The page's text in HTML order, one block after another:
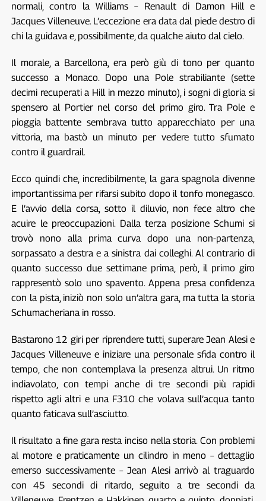
normali, contro la Williams – Renault di Damon Hill e
Jacques Villeneuve. L’eccezione era data dal piede destro di
chi la guidava e, possibilmente, da qualche aiuto dal cielo.
Il morale, a Barcellona, era però giù di tono per quanto
successo a Monaco. Dopo una Pole strabiliante (sette
decimi recuperati a Hill in mezzo minuto), i sogni di gloria si
spensero al Portier nel corso del primo giro. Tra Pole e
pioggia battente sembrava tutto apparecchiato per una
vittoria, ma bastò un minuto per vedere tutto sfumato
contro il guardrail.
Ecco quindi che, incredibilmente, la gara spagnola divenne
importantissima per rifarsi subito dopo il tonfo monegasco.
E l’avvio della corsa, sotto il diluvio, non fece altro che
acuire le preoccupazioni. Dalla terza posizione Schumi si
trovò nono alla prima curva dopo una non-partenza,
sorpassato a destra e a sinistra dai colleghi. Al contrario di
quanto successo due settimane prima, però, il primo giro
rappresentò solo uno spavento. Appena presa confidenza
con la pista, iniziò non solo un’altra gara, ma tutta la storia
Schumacheriana in rosso.
Bastarono 12 giri per riprendere tutti, superare Jean Alesi e
Jacques Villeneuve e iniziare una personale sfida contro il
tempo, che non contemplava la presenza altrui. Un ritmo
indiavolato, con tempi anche di tre secondi più rapidi
rispetto agli altri e una F310 che volava sull’acqua tanto
quanto faticava sull’asciutto.
Il risultato a fine gara resta inciso nella storia. Con problemi
al motore e praticamente un cilindro in meno – dettaglio
emerso successivamente – Jean Alesi arrivò al traguardo
con 45 secondi di ritardo, seguito a tre secondi da